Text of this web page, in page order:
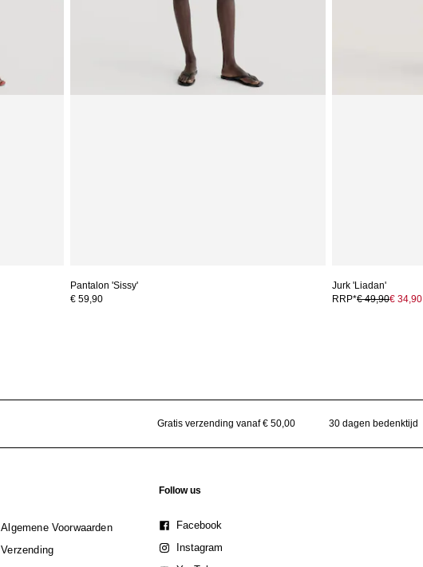
Pantalon 'Sissy'
€ 59,90
Jurk 'Liadan'
RRP*€ 49,90€ 34,90
Gratis verzending vanaf € 50,00 30 dagen bedenktijd
Algemene Voorwaarden
Verzending
Follow us
Facebook
Instagram